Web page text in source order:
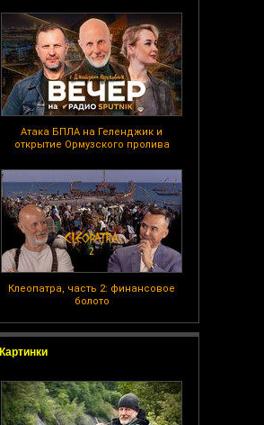
Атака БПЛА на Геленджик и
открытие Ормузского пролива
Клеопатра, часть 2: финансовое
болото
Картинки